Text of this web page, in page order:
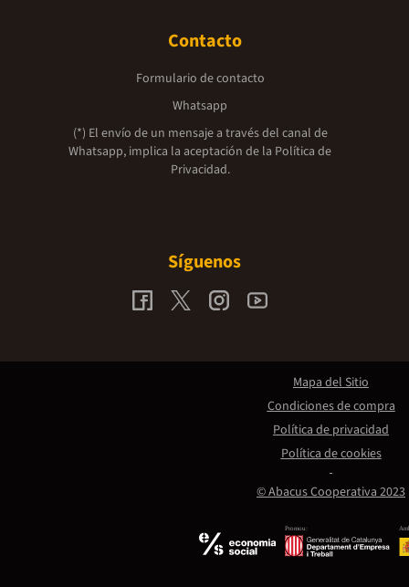
Contacto
Formulario de contacto
Whatsapp
(*) El envío de un mensaje a través del canal de
Whatsapp, implica la aceptación de la Política de
Privacidad.
Síguenos
Promou:
© Abacus Cooperativa 2023
Mapa del Sitio
Condiciones de compra
Política de privacidad
Política de cookies